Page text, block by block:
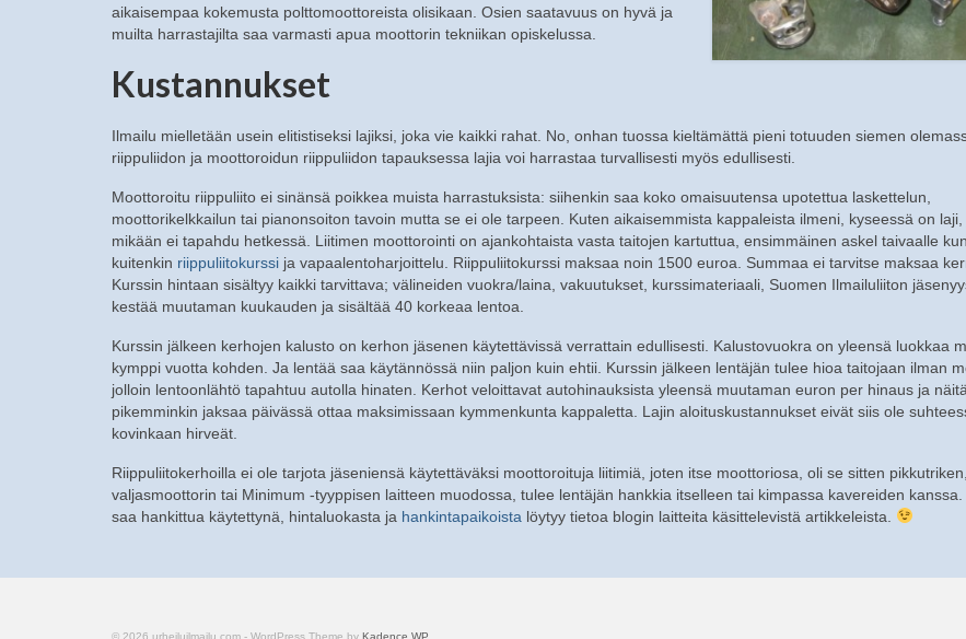
aikaisempaa kokemusta polttomoottoreista olisikaan. Osien saatavuus on hyvä ja
muilta harrastajilta saa varmasti apua moottorin tekniikan opiskelussa.
Kustannukset
Ilmailu mielletään usein elitistiseksi lajiksi, joka vie kaikki rahat. No, onhan tuossa kieltämättä pieni totuuden siemen
riippuliidon ja moottoroidun riippuliidon tapauksessa lajia voi harrastaa turvallisesti myös edullisesti.
Moottoroitu riippuliito ei sinänsä poikkea muista harrastuksista: siihenkin saa koko omaisuutensa upotettua laskettelun,
moottorikelkkailun tai pianonsoiton tavoin mutta se ei ole tarpeen. Kuten aikaisemmista kappaleista ilmeni, kyseessä on laji,
mikään ei tapahdu hetkessä. Liitimen moottorointi on ajankohtaista vasta taitojen kartuttua, ensimmäinen askel taivaalle
kuitenkin riippuliitokurssi ja vapaalentoharjoittelu. Riippuliitokurssi maksaa noin 1500 euroa. Summaa ei tarvitse maksaa
Kurssin hintaan sisältyy kaikki tarvittava; välineiden vuokra/laina, vakuutukset, kurssimateriaali, Suomen Ilmailuliiton
kestää muutaman kuukauden ja sisältää 40 korkeaa lentoa.
Kurssin jälkeen kerhojen kalusto on kerhon jäsenen käytettävissä verrattain edullisesti. Kalustovuokra on yleensä luokkaa
kymppi vuotta kohden. Ja lentää saa käytännössä niin paljon kuin ehtii. Kurssin jälkeen lentäjän tulee hioa taitojaan ilman
jolloin lentoonlähtö tapahtuu autolla hinaten. Kerhot veloittavat autohinauksista yleensä muutaman euron per hinaus ja
pikemminkin jaksaa päivässä ottaa maksimissaan kymmenkunta kappaletta. Lajin aloituskustannukset eivät siis ole
kovinkaan hirveät.
Riippuliitokerhoilla ei ole tarjota jäseniensä käytettäväksi moottoroituja liitimiä, joten itse moottoriosa, oli se sitten pikkutriken,
valjasmoottorin tai Minimum -tyyppisen laitteen muodossa, tulee lentäjän hankkia itselleen tai kimpassa kavereiden kanssa.
saa hankittua käytettynä, hintaluokasta ja hankintapaikoista löytyy tietoa blogin laitteita käsittelevistä artikkeleista.
© 2026 urheiluilmailu.com - WordPress Theme by Kadence WP